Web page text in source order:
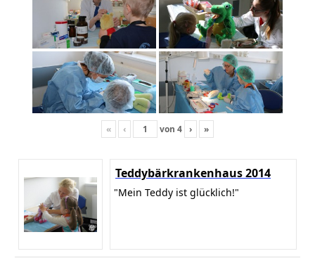
« ‹ von 4 › »
Teddybärkrankenhaus 2014
"Mein Teddy ist glücklich!"